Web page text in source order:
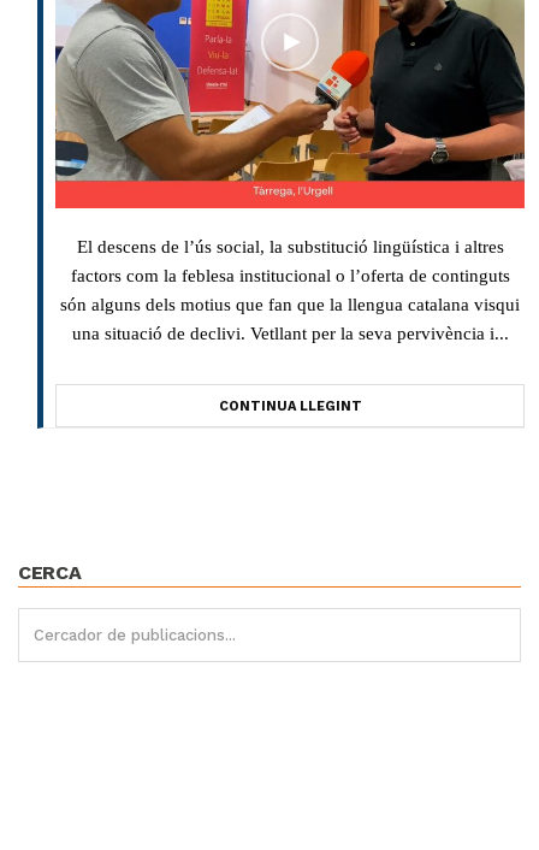
El descens de l’ús social, la substitució lingüística i altres
factors com la feblesa institucional o l’oferta de continguts
són alguns dels motius que fan que la llengua catalana visqui
una situació de declivi. Vetllant per la seva pervivència i...
CONTINUA LLEGINT
CERCA